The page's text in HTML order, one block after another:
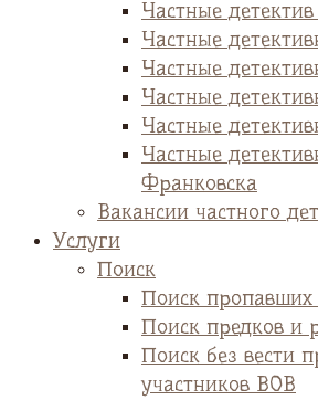
Частные
Частные
Частные
Частные
Частные
Частные
Франковска
Вакансии частного
Услуги
Поиск
Поиск
Поиск предков и
Поиск без вести
участников ВОВ